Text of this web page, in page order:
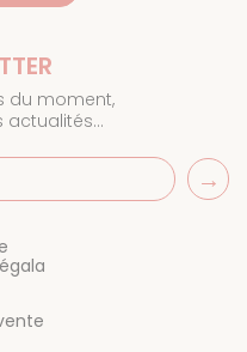
du moment,
actualités…